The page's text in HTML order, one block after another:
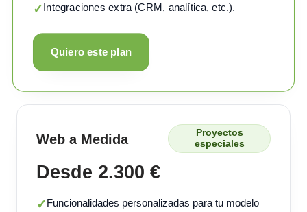
✓Integraciones extra (CRM, analítica, etc.).
Quiero este plan
Web a Medida
Proyectos
especiales
Desde 2.300 €
✓Funcionalidades personalizadas para tu modelo